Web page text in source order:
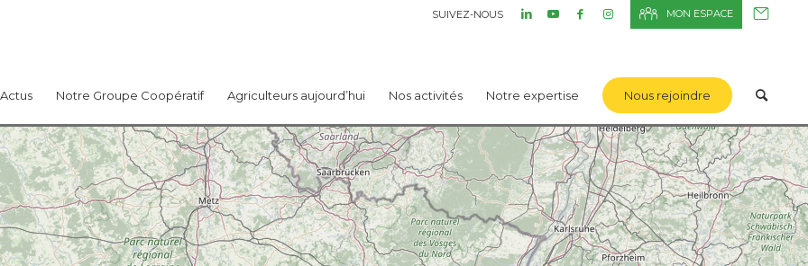
SUIVEZ-NOUS MON ESPACE
Actus Notre Groupe Coopératif Agriculteurs aujourd’hui Nos activités Notre expertise Nous rejoindre